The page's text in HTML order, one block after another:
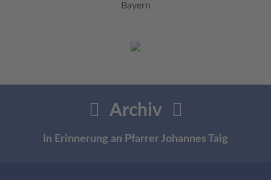
Bayern
Archiv
In Erinnerung an Pfarrer Johannes Taig